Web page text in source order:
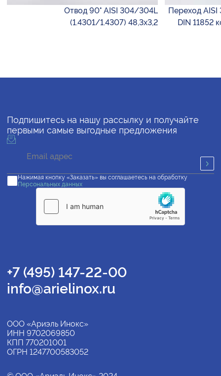
Отвод 90° AISI 304/304L
(1.4301/1.4307) 48,3х3,2
Переход
DIN 11852
Подпишитесь на нашу рассылку и получайте
первыми самые выгодные предложения
Нажимая кнопку «Заказать» вы соглашаетесь на обработку
Персональных данных
+7 (495) 147-22-00
info@arielinox.ru
ООО «Ариэль Инокс»
ИНН 9702069850
КПП 770201001
ОГРН 1247700583052